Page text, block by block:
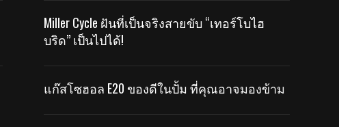
Miller Cycle ฝันที่เป็นจริงสายขับ “เทอร์โบไฮ
บริด” เป็นไปได้!
แก๊สโซฮอล E20 ของดีในปั้ม ที่คุณอาจมองข้าม